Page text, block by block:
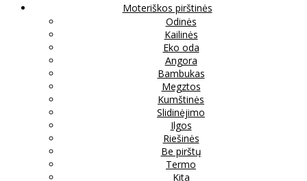
Moteriškos pirštinės
Odinės
Kailinės
Eko oda
Angora
Bambukas
Megztos
Kumštinės
Slidinėjimo
Ilgos
Riešinės
Be pirštų
Termo
Kita